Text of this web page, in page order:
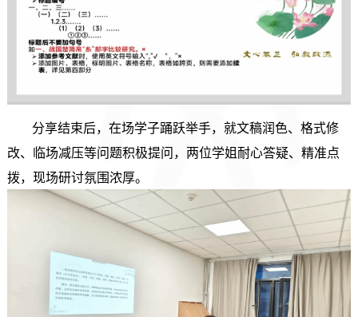
分享结束后，在场学子踊跃举手，就文稿润色、格式修
改、临场减压等问题积极提问，两位学姐耐心答疑、精准点
拨，现场研讨氛围浓厚。